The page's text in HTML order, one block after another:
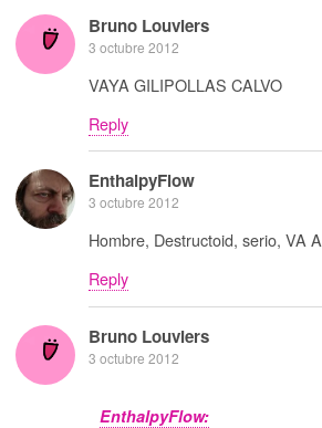
Bruno Louviers
3 octubre 2012
VAYA GILIPOLLAS CALVO
Reply
EnthalpyFlow
3 octubre 2012
Hombre, Destructoid, serio, VA
Reply
Bruno Louviers
3 octubre 2012
EnthalpyFlow: